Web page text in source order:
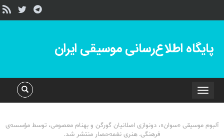
پایگاه اطلاع‌رسانی موسیقی ایران
Toggle
navigation
آلبوم موسیقی «سوان»، دونوازی اصلانیان گورگن و بهنام معصومی، توسط مؤسسه‌ی
فرهنگی‌ـ هنری نغمه‌حصار منتشر شد.